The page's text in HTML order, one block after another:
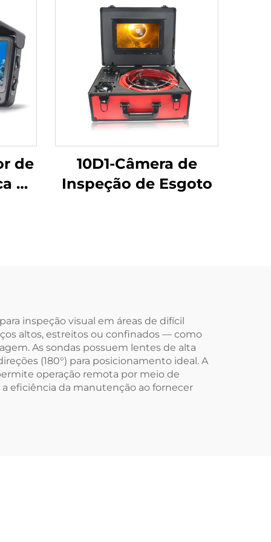
de
no
10D1-Câmera de
Inspeção de Esgoto
inspeção visual em áreas de difícil
altos, estreitos ou confinados — como
As sondas possuem lentes de alta
(180°) para posicionamento ideal. A
operação remota por meio de
eficiência da manutenção ao fornecer